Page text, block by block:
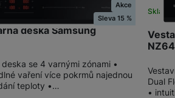
deska Samsung
Akce
Sleva 15 %
se 4 varnými zónami •
vaření více pokrmů najednou
teploty •…
Skladem
Dual
•